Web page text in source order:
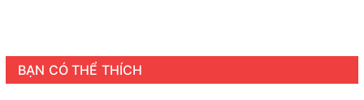
BẠN CÓ THỂ THÍCH